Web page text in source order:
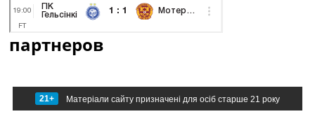
партнеров
21+ Матеріали сайту призначені для осіб старше 21 року